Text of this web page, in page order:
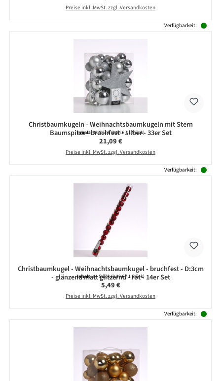
Preise inkl. MwSt. zzgl. Versandkosten
Verfügbarkeit:
Christbaumkugeln - Weihnachtsbaumkugeln mit Stern
Baumspitze - bruchfest - silber - 33er Set
Inhalt:33 Stück(0,64 € / 1 Stück)
Regulärer Preis:
21,09 €
Preise inkl. MwSt. zzgl. Versandkosten
Verfügbarkeit:
Christbaumkugel - Weihnachtsbaumkugel - bruchfest - D:3cm
- glänzend matt glitzernd - rot - 14er Set
Inhalt:14 Stück(0,39 € / 1 Stück)
Regulärer Preis:
5,49 €
Preise inkl. MwSt. zzgl. Versandkosten
Verfügbarkeit: